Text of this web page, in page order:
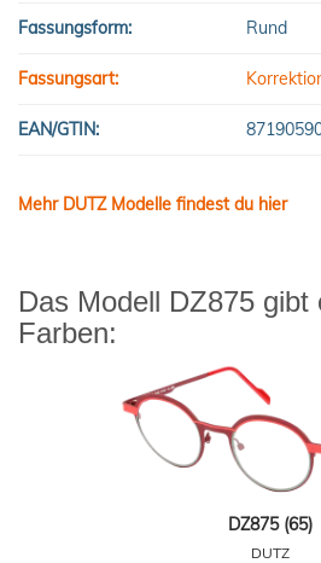
Fassungsform: Rund
Fassungsart:
EAN/GTIN:
Mehr DUTZ Modelle findest du hier
Das Modell DZ875 gibt
Farben:
DZ875 (65)
DUTZ